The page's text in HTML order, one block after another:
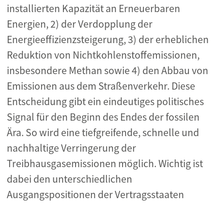
installierten Kapazität an Erneuerbaren
Energien, 2) der Verdopplung der
Energieeffizienzsteigerung, 3) der erheblichen
Reduktion von Nichtkohlenstoffemissionen,
insbesondere Methan sowie 4) den Abbau von
Emissionen aus dem Straßenverkehr. Diese
Entscheidung gibt ein eindeutiges politisches
Signal für den Beginn des Endes der fossilen
Ära. So wird eine tiefgreifende, schnelle und
nachhaltige Verringerung der
Treibhausgasemissionen möglich. Wichtig ist
dabei den unterschiedlichen
Ausgangspositionen der Vertragsstaaten